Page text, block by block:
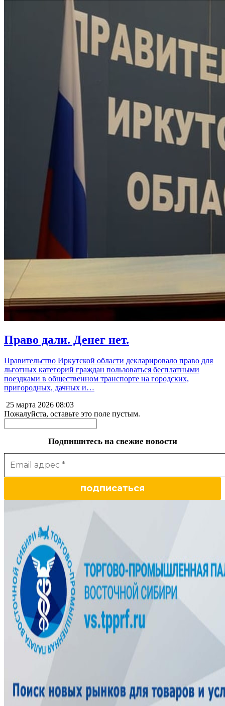
Право дали. Денег нет.
Правительство Иркутской области декларировало право для
льготных категорий граждан пользоваться бесплатными
поездками в общественном транспорте на городских,
пригородных, дачных и…
25 марта 2026 08:03
Пожалуйста, оставьте это поле пустым.
Подпишитесь на свежие новости